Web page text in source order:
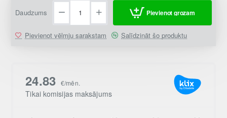
Daudzums Pievienot grozam
Pievienot vēlmju sarakstam Salīdzināt šo produktu